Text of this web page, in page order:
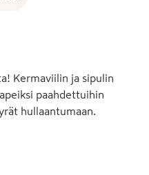
Kermaviilin ja sipulin
paahdettuihin
hullaantumaan.